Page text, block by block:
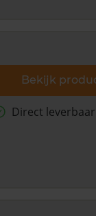
Bekijk
Direct leverbaar